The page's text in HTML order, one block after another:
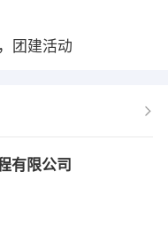
团建活动
有限公司